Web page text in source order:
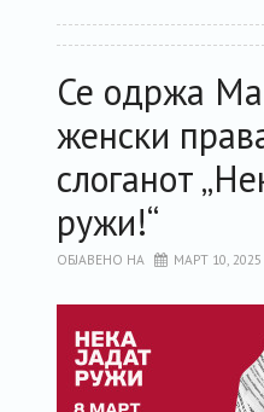
Се одржа
женски
слоганот
ружи!“
ОБЈАВЕНО НА МАРТ 10, 2025